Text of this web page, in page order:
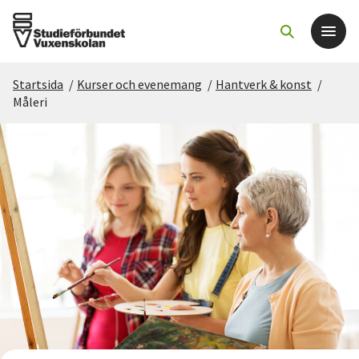
Det här gör vi
Sök kurser och evenemang
Om SV
Starta studiecirkel
Cirkelledare
Startsida / Kurser och evenemang / Hantverk & konst /
Måleri